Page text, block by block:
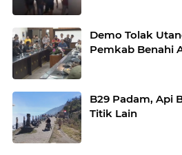
Demo Tolak
Pemkab Benahi
B29 Padam, Api
Titik Lain